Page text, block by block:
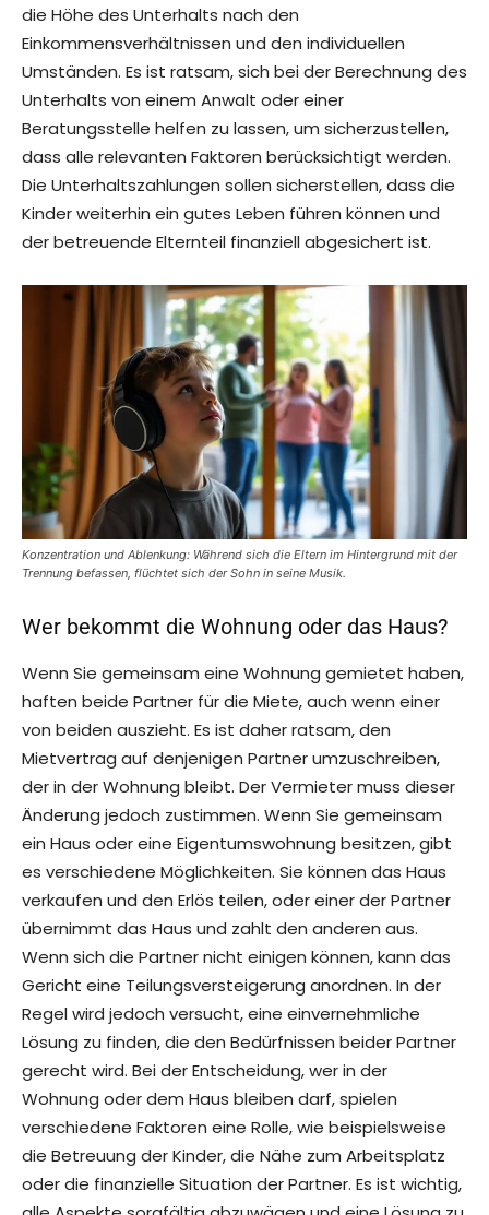
die Höhe des Unterhalts nach den
Einkommensverhältnissen und den individuellen
Umständen. Es ist ratsam, sich bei der Berechnung des
Unterhalts von einem Anwalt oder einer
Beratungsstelle helfen zu lassen, um sicherzustellen,
dass alle relevanten Faktoren berücksichtigt werden.
Die Unterhaltszahlungen sollen sicherstellen, dass die
Kinder weiterhin ein gutes Leben führen können und
der betreuende Elternteil finanziell abgesichert ist.
Konzentration und Ablenkung: Während sich die Eltern im Hintergrund mit der
Trennung befassen, flüchtet sich der Sohn in seine Musik.
Wer bekommt die Wohnung oder das Haus?
Wenn Sie gemeinsam eine Wohnung gemietet haben,
haften beide Partner für die Miete, auch wenn einer
von beiden auszieht. Es ist daher ratsam, den
Mietvertrag auf denjenigen Partner umzuschreiben,
der in der Wohnung bleibt. Der Vermieter muss dieser
Änderung jedoch zustimmen. Wenn Sie gemeinsam
ein Haus oder eine Eigentumswohnung besitzen, gibt
es verschiedene Möglichkeiten. Sie können das Haus
verkaufen und den Erlös teilen, oder einer der Partner
übernimmt das Haus und zahlt den anderen aus.
Wenn sich die Partner nicht einigen können, kann das
Gericht eine Teilungsversteigerung anordnen. In der
Regel wird jedoch versucht, eine einvernehmliche
Lösung zu finden, die den Bedürfnissen beider Partner
gerecht wird. Bei der Entscheidung, wer in der
Wohnung oder dem Haus bleiben darf, spielen
verschiedene Faktoren eine Rolle, wie beispielsweise
die Betreuung der Kinder, die Nähe zum Arbeitsplatz
oder die finanzielle Situation der Partner. Es ist wichtig,